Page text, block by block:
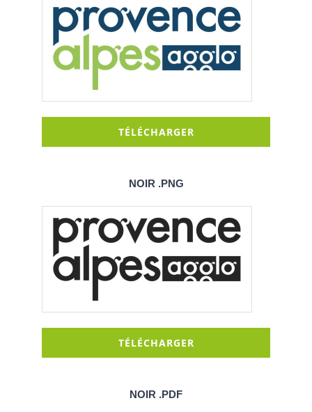
TÉLÉCHARGER
NOIR .PNG
TÉLÉCHARGER
NOIR .PDF